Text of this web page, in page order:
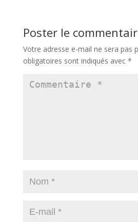
Poster le
Votre adresse e-mail ne sera pas
obligatoires sont indiqués avec *